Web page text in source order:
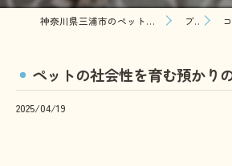
神奈川県三浦市のペットシッターならわんこといっしょ ブログ コラム
ペットの社会性を育む預かり
2025/04/19